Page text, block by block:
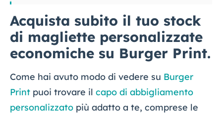
Acquista subito il tuo stock
di magliette personalizzate
economiche su Burger Print.
Come hai avuto modo di vedere su Burger
Print puoi trovare il capo di abbigliamento
personalizzato più adatto a te, comprese le